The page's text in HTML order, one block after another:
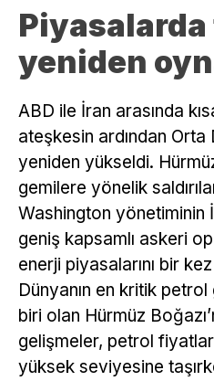
yeniden
ABD ile İran arasında
ateşkesin ardından Orta
yeniden yükseldi.
gemilere yönelik
Washington yönetiminin
geniş kapsamlı askeri
enerji piyasalarını bir
Dünyanın en kritik
biri olan Hürmüz
gelişmeler, petrol
yüksek seviyesine